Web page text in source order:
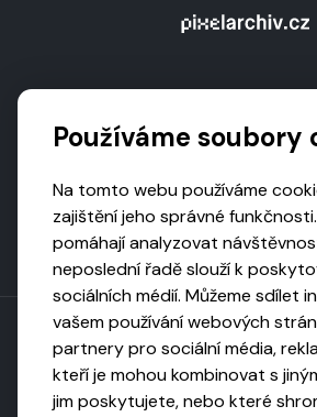
Toto dílo podléhá licenci CC
Používáme soubory
Na tomto webu používáme
zajištění jeho správné
pomáhají analyzovat
neposlední řadě slouží k
sociálních médií. Můžeme sdílet
vašem používání webových
partnery pro sociální média,
kteří je mohou kombinovat s
jim poskytujete, nebo které